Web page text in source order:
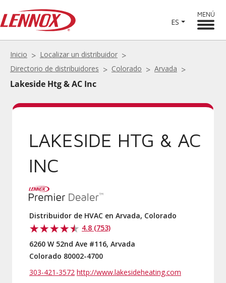
ES
MENÚ
Inicio
Localizar un distribuidor
Directorio de distribuidores
Colorado Arvada
Lakeside Htg & AC Inc
LAKESIDE HTG & AC
INC
Distribuidor de HVAC en Arvada, Colorado
4.8 (753)
6260 W 52nd Ave #116, Arvada
Colorado 80002-4700
303-421-3572 http://www.lakesideheating.com